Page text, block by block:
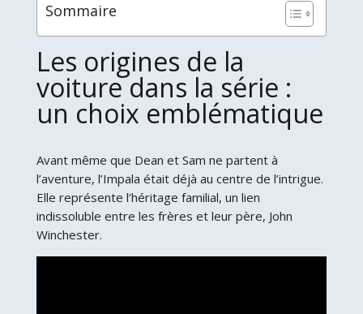
Sommaire
Les origines de la
voiture dans la série :
un choix emblématique
Avant même que Dean et Sam ne partent à
l’aventure, l’Impala était déjà au centre de l’intrigue.
Elle représente l’héritage familial, un lien
indissoluble entre les frères et leur père, John
Winchester.